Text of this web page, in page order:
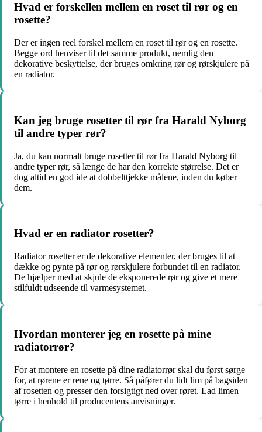
Hvad er forskellen mellem en roset til rør og en
rosette?
Der er ingen reel forskel mellem en roset til rør og en rosette.
Begge ord henviser til det samme produkt, nemlig den
dekorative beskyttelse, der bruges omkring rør og rørskjulere på
en radiator.
Kan jeg bruge rosetter til rør fra Harald Nyborg
til andre typer rør?
Ja, du kan normalt bruge rosetter til rør fra Harald Nyborg til
andre typer rør, så længe de har den korrekte størrelse. Det er
dog altid en god ide at dobbelttjekke målene, inden du køber
dem.
Hvad er en radiator rosetter?
Radiator rosetter er de dekorative elementer, der bruges til at
dække og pynte på rør og rørskjulere forbundet til en radiator.
De hjælper med at skjule de eksponerede rør og give et mere
stilfuldt udseende til varmesystemet.
Hvordan monterer jeg en rosette på mine
radiatorrør?
For at montere en rosette på dine radiatorrør skal du først sørge
for, at rørene er rene og tørre. Så påfører du lidt lim på bagsiden
af rosetten og presser den forsigtigt ned over røret. Lad limen
tørre i henhold til producentens anvisninger.